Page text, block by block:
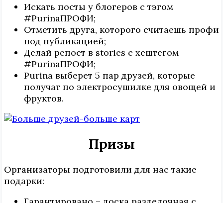
Искать посты у блогеров с тэгом
#PurinaПРОФИ;
Отметить друга, которого считаешь профи
под публикацией;
Делай репост в stories с хештегом
#PurinaПРОФИ;
Purina выберет 5 пар друзей, которые
получат по электросушилке для овощей и
фруктов.
Призы
Организаторы подготовили для нас такие
подарки: